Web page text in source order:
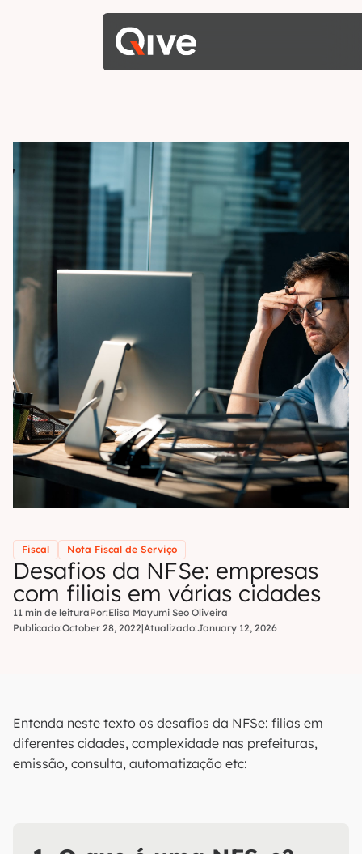
Fiscal Nota Fiscal de Serviço
Desafios da NFSe: empresas
com filiais em várias cidades
11 min de leituraPor:Elisa Mayumi Seo Oliveira
Publicado:October 28, 2022|Atualizado:January 12, 2026
Entenda neste texto os desafios da NFSe: filias em
diferentes cidades, complexidade nas prefeituras,
emissão, consulta, automatização etc: